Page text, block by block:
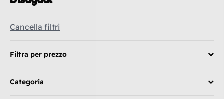
Cancella filtri
Filtra per prezzo
Categoria